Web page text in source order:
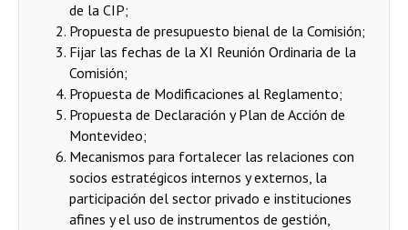
de la CIP;
Propuesta de presupuesto bienal de la Comisión;
Fijar las fechas de la XI Reunión Ordinaria de la
Comisión;
Propuesta de Modificaciones al Reglamento;
Propuesta de Declaración y Plan de Acción de
Montevideo;
Mecanismos para fortalecer las relaciones con
socios estratégicos internos y externos, la
participación del sector privado e instituciones
afines y el uso de instrumentos de gestión,